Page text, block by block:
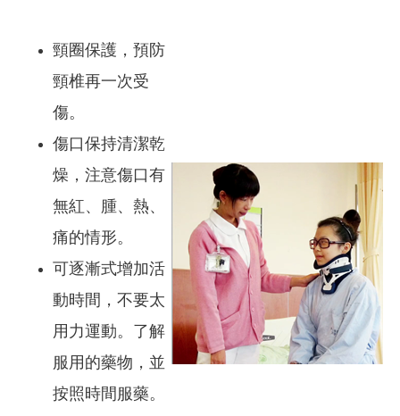
頸圈保護，預防
頸椎再一次受
傷。
傷口保持清潔乾
燥，注意傷口有
無紅、腫、熱、
痛的情形。
可逐漸式增加活
動時間，不要太
用力運動。了解
服用的藥物，並
按照時間服藥。